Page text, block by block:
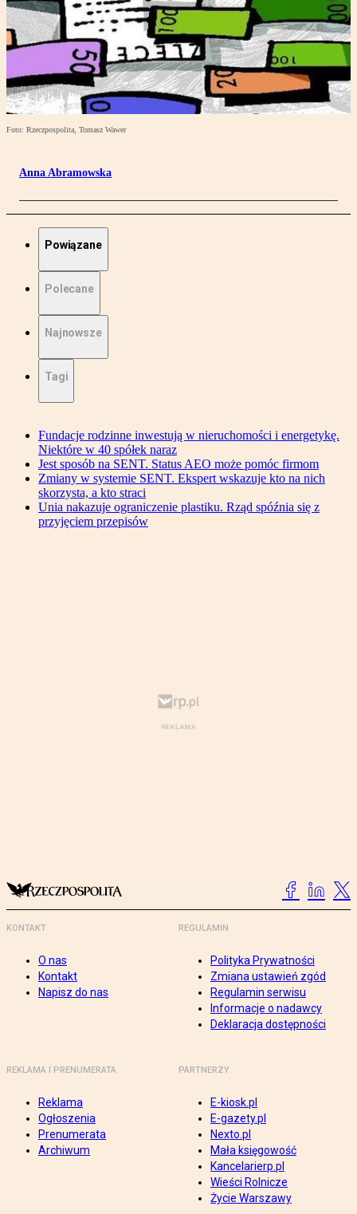
Foto: Rzeczpospolita, Tomasz Wawer
Anna Abramowska
Powiązane
Polecane
Najnowsze
Tagi
Fundacje rodzinne inwestują w nieruchomości i energetykę.
Niektóre w 40 spółek naraz
Jest sposób na SENT. Status AEO może pomóc firmom
Zmiany w systemie SENT. Ekspert wskazuje kto na nich
skorzysta, a kto straci
Unia nakazuje ograniczenie plastiku. Rząd spóźnia się z
przyjęciem przepisów
KONTAKT
O nas
Kontakt
Napisz do nas
REGULAMIN
Polityka Prywatności
Zmiana ustawień zgód
Regulamin serwisu
Informacje o nadawcy
Deklaracja dostępności
REKLAMA I PRENUMERATA
Reklama
Ogłoszenia
Prenumerata
Archiwum
PARTNERZY
E-kiosk.pl
E-gazety.pl
Nexto.pl
Mała księgowość
Kancelarierp.pl
Wieści Rolnicze
Życie Warszawy